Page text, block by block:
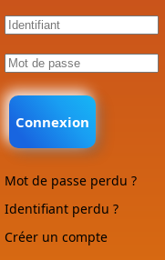
Connexion
Mot de passe perdu ?
Identifiant perdu ?
Créer un compte